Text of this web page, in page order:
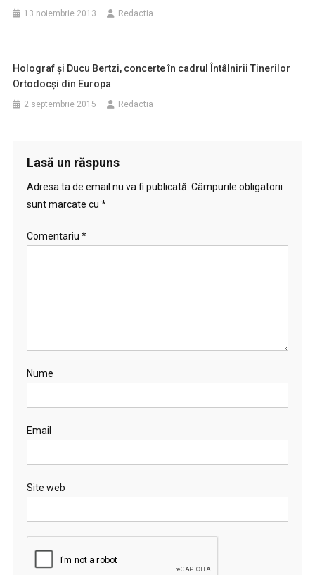
13 noiembrie 2013 Redactia
Holograf şi Ducu Bertzi, concerte în cadrul Întâlnirii Tinerilor
Ortodocşi din Europa
2 septembrie 2015 Redactia
Lasă un răspuns
Adresa ta de email nu va fi publicată. Câmpurile obligatorii
sunt marcate cu *
Comentariu *
Nume
Email
Site web